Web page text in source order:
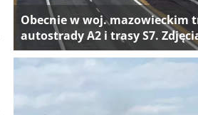
Obecnie w woj. mazowieckim
autostrady A2 i trasy S7.